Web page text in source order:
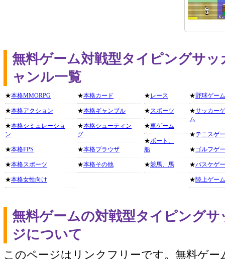
無料ゲーム対戦型タイピングサ
ャンル一覧
★本格MMORPG
★本格アクション
★本格シミュレーショ
ン
★本格FPS
★本格スポーツ
★本格女性向け
★本格カード
★本格ギャンブル
★本格シューティン
グ
★本格ブラウザ
★本格その他
★レース
★スポーツ
★車ゲーム
★ボート、
船
★競馬、馬
★野球ゲーム
★サッカー
ム
★テニスゲ
★ゴルフゲ
★バスケゲ
★陸上ゲーム
無料ゲームの対戦型タイピング
ジについて
このページはリンクフリーです。無料ゲー